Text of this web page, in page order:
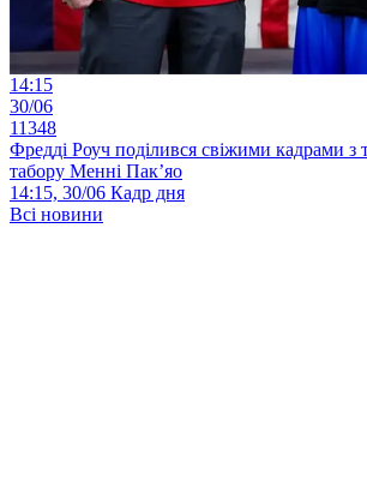
14:15
30/06
11348
Фредді Роуч поділився свіжими кадрами з
табору Менні Пак’яо
14:15, 30/06 Кадр дня
Всі новини